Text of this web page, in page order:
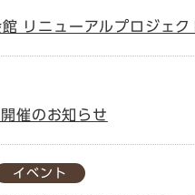
リニューアルプロジェク
催のお知らせ
イベント